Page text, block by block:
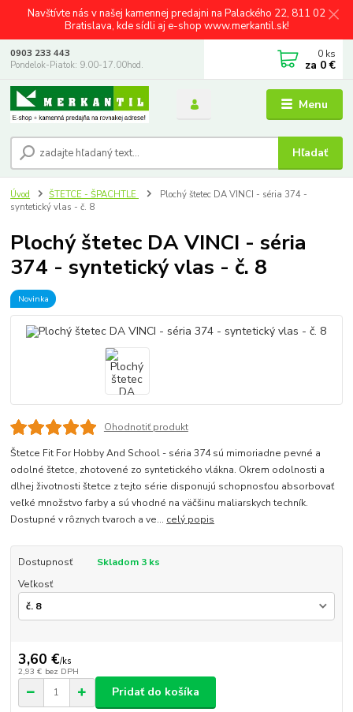
Navštívte nás v našej kamennej predajni na Palackého 22, 811 02
Bratislava, kde sídli aj e-shop www.merkantil.sk!
Menu
Hľadať
0903 233 443
Pondelok-Piatok: 9.00-17.00hod.
0 ks
za 0 €
Úvod ŠTETCE - ŠPACHTLE
Plochý štetec DA VINCI - séria 374 -
syntetický vlas - č. 8
Plochý štetec DA VINCI - séria
374 - syntetický vlas - č. 8
Novinka
Ohodnotiť produkt
Štetce Fit For Hobby And School - séria 374 sú mimoriadne pevné a
odolné štetce, zhotovené zo syntetického vlákna. Okrem odolnosti a
dlhej životnosti štetce z tejto série disponujú schopnosťou absorbovať
veľké množstvo farby a sú vhodné na väčšinu maliarskych techník.
Dostupné v rôznych tvaroch a ve... celý popis
Dostupnosť
Skladom 3 ks
Veľkosť
3,60 €/ks
2,93 € bez DPH
Pridať do košíka